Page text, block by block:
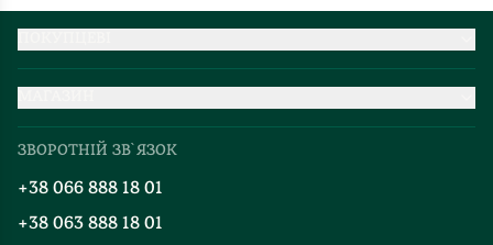
Про нас
Добірки
Блог
Події
Партнерство
ЗВОРОТНІЙ ЗВ`ЯЗОК
+38 066 888 18 01
+38 063 888 18 01